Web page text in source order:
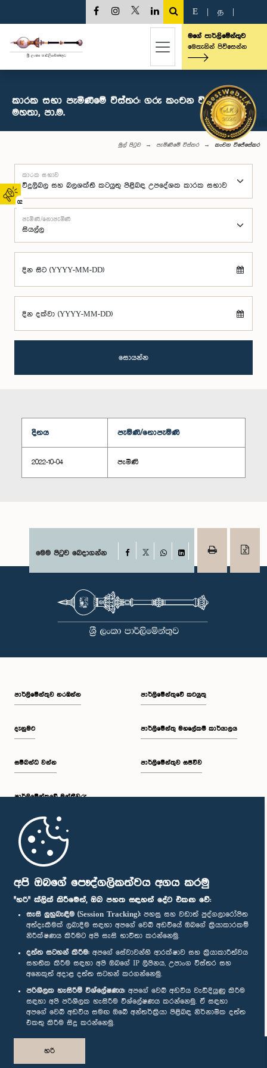
අපි ඔබගේ පෞද්ගලිකත්වය අගය කරමු
"හරි" ක්ලික් කිරීමෙන්, ඔබ පහත සඳහන් දේට එකඟ වේ:
සැසි ලුහුබැඳීම (Session Tracking): පහසු සහ වඩාත් පුද්ගලාරෝපිත
අත්දැකීමක් ලබාදීම සඳහා අපගේ වෙබ් අඩවියේ ඔබගේ ක්‍රියාකාරකම්
නිරීක්ෂණය කිරීමට අපි සැසි භාවිතා කරන්නෙමු.
දත්ත සටහන් කිරීම: අපගේ සේවාවන්හි ආරක්ෂාව සහ ක්‍රියාකාරීත්වය
සහතික කිරීම සඳහා අපි ඔබගේ IP ලිපිනය, උපාංග විස්තර සහ
අනෙකුත් අදාළ දත්ත සටහන් කරගන්නෙමු.
පරිශීලක හැසිරීම් විශ්ලේෂණය: අපගේ වෙබ් අඩවිය වැඩිදියුණු කිරීම
සඳහා අපි පරිශීලක හැසිරීම විශ්ලේෂණය කරන්නෙමු. ඒ සඳහා
අපගේ වෙබ් අඩවිය සමඟ ඔබේ අන්තර්ක්‍රියා පිළිබඳ නිර්නාමික දත්ත
එකතු කිරීම සිදු කරන්නෙමු.
හරි
02
E த
මගේ පාර්ලිමේන්තුව
මෙතැනින් පිවිසෙන්න
කාරක සභා පැමිණීමේ විස්තර: ගරු කංචන විජේසේකර
මහතා, පා.ම.
මුල් පිටුව පැමිණීමේ විස්තර කංචන විජේසේකර
කාරක සභාව
පැමිණි/නොපැමිණි
දින සිට (YYYY-MM-DD)
දින දක්වා (YYYY-MM-DD)
සොයන්න
දිනය පැමිණි/නොපැමිණි
2022-10-04 පැමිණි
මෙම පිටුව බෙදාගන්න Facebook
WhatsAppLinkedIn
පාර්ලි‌මේන්තුව නරඹන්න
දැනුමට
සම්බන්ධ වන්න
පාර්ලි‌මේන්තුවේ මන්ත්‍රීවරු
මුල් පිටුව
පාර්ලිමේන්තුවේ කටයුතු
පාර්ලිමේන්තු මහලේකම් කාර්යාලය
පාර්ලිමේන්තුව සජීවීව
පාර්ලිමේන්තු ජංගම යෙදුම
අප හා සම්බන්ධ වී සිටින්න :
සම්මාන
පෞද්ගලිකත්ව ප්‍රතිපත්තිය